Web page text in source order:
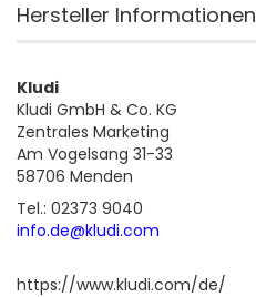
Hersteller Informationen
Kludi
Kludi GmbH & Co. KG
Zentrales Marketing
Am Vogelsang 31-33
58706 Menden
Tel.: 02373 9040
info.de@kludi.com
https://www.kludi.com/de/